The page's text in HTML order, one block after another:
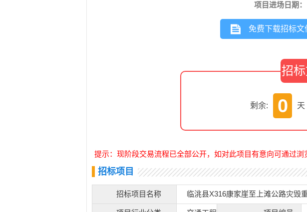
项目进场日期：
免费下载招标文
招
剩余: 0 天
提示：现阶段交易流程已全部公开，如对此项目有意向可通过浏
招标项目
招标项目名称 临洮县X316康家崖至上滩公路灾毁